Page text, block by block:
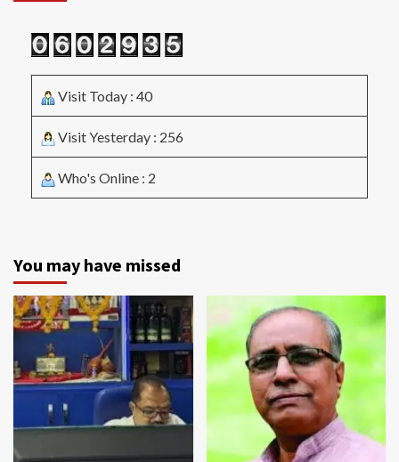
Visit Today : 40
Visit Yesterday : 256
Who's Online : 2
You may have missed